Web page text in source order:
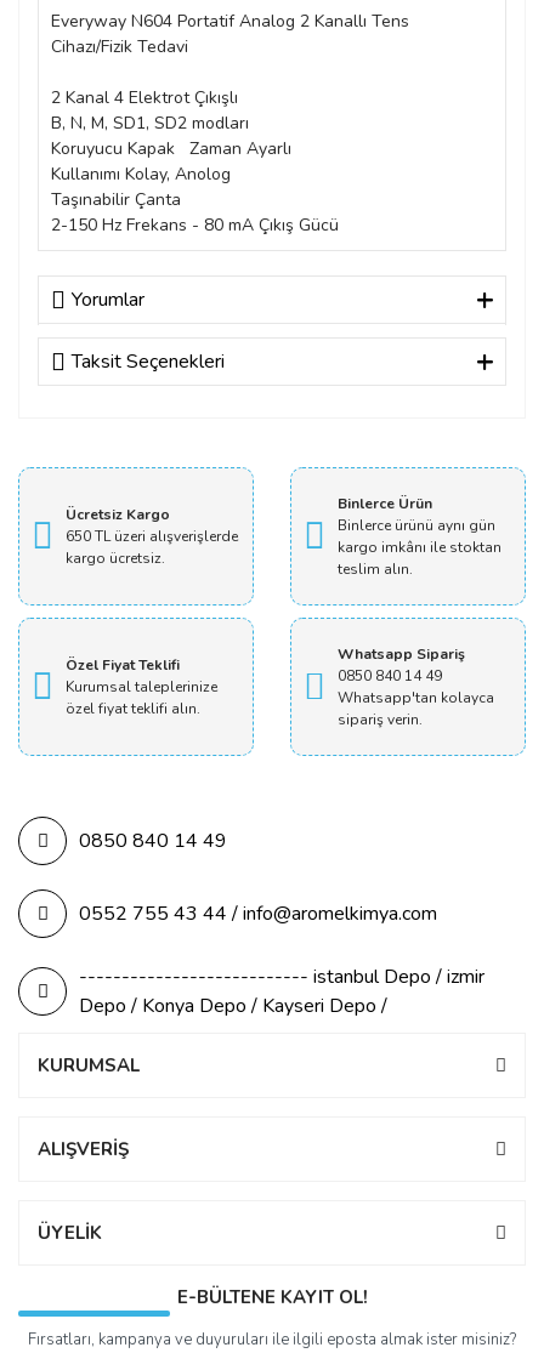
Everyway N604 Portatif Analog 2 Kanallı Tens
Cihazı/Fizik Tedavi
2 Kanal 4 Elektrot Çıkışlı
B, N, M, SD1, SD2 modları
Koruyucu Kapak Zaman Ayarlı
Kullanımı Kolay, Anolog
Taşınabilir Çanta
2-150 Hz Frekans - 80 mA Çıkış Gücü
Yorumlar
Bu ürüne ilk yorumu siz yapın!
Taksit Seçenekleri
Ücretsiz Kargo
650 TL üzeri alışverişlerde
kargo ücretsiz.
Binlerce Ürün
Binlerce ürünü aynı gün
kargo imkânı ile stoktan
teslim alın.
Özel Fiyat Teklifi
Kurumsal taleplerinize
özel fiyat teklifi alın.
Whatsapp Sipariş
0850 840 14 49
Whatsapp'tan kolayca
sipariş verin.
0850 840 14 49
0552 755 43 44 / info@aromelkimya.com
--------------------------- istanbul Depo / izmir
Depo / Konya Depo / Kayseri Depo /
KURUMSAL
ALIŞVERİŞ
ÜYELİK
E-BÜLTENE KAYIT OL!
Fırsatları, kampanya ve duyuruları ile ilgili eposta almak ister misiniz?